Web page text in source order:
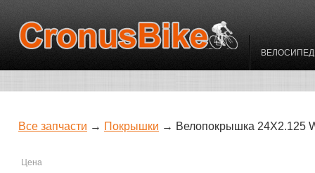
Все запчасти → Покрышки → Велопокрышка 24Х2.125
Цена